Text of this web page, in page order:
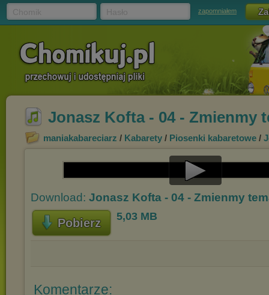
zapomniałem
Jonasz Kofta - 04 - Zmienmy
maniakabareciarz / Kabarety / Piosenki kabaretowe /
Play
Download: Jonasz Kofta - 04 - Zmienmy
Pobierz 5,03 MB
Komentarze: